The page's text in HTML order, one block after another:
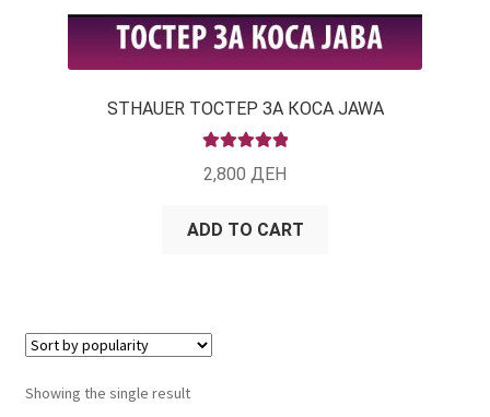
STHAUER ТОСТЕР ЗА КОСА JAWA
OUT OF 5
2,800 ДЕН
ADD TO CART
Showing the single result